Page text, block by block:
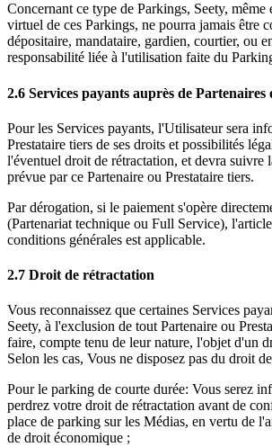
Concernant ce type de Parkings, Seety, même
virtuel de ces Parkings, ne pourra jamais être
dépositaire, mandataire, gardien, courtier, ou
responsabilité liée à l'utilisation faite du
2.6 Services payants auprès de
Pour les Services payants, l'Utilisateur sera
Prestataire tiers de ses droits et possibilités
l'éventuel droit de rétractation, et devra suivre
prévue par ce Partenaire ou Prestataire tiers.
Par dérogation, si le paiement s'opère
(Partenariat technique ou Full Service),
conditions générales est applicable.
2.7 Droit de rétractation
Vous reconnaissez que certaines Services
Seety, à l'exclusion de tout Partenaire ou
faire, compte tenu de leur nature, l'objet d'un
Selon les cas, Vous ne disposez pas du droit
Pour le parking de courte durée: Vous serez
perdrez votre droit de rétractation avant de
place de parking sur les Médias, en vertu de
de droit économique ;